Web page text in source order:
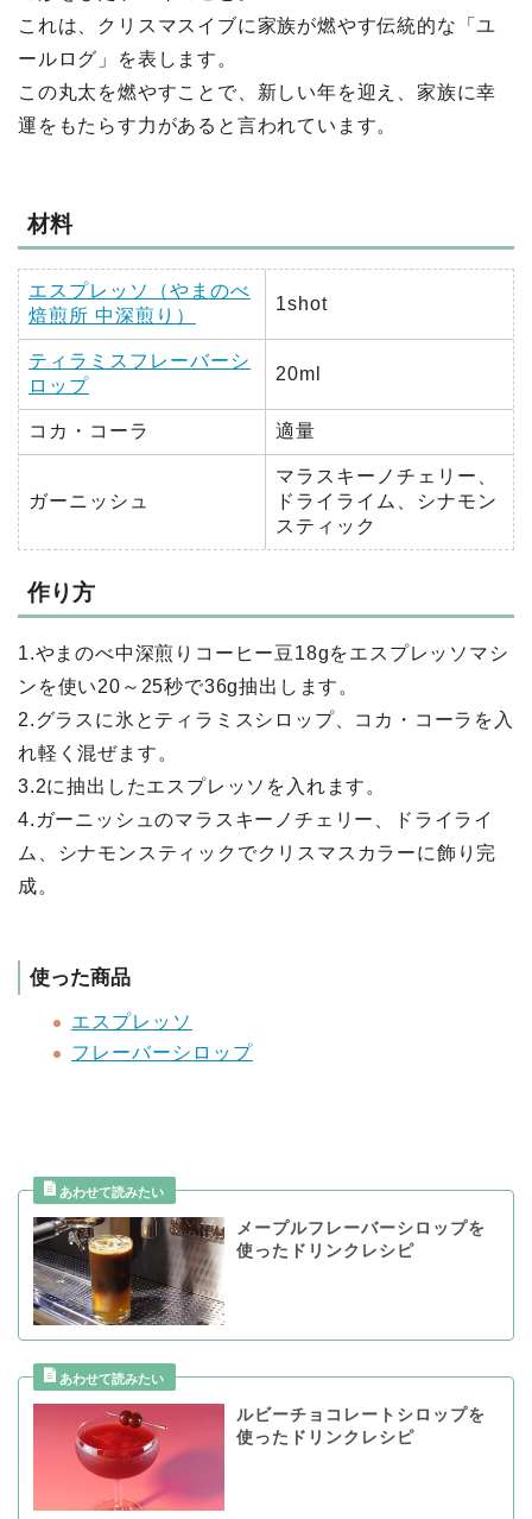
これは、クリスマスイブに家族が燃やす伝統的な「ユ
ールログ」を表します。
この丸太を燃やすことで、新しい年を迎え、家族に幸
運をもたらす力があると言われています。
材料
エスプレッソ（やまのべ
焙煎所 中深煎り）
1shot
ティラミスフレーバーシ
ロップ
20ml
コカ・コーラ 適量
ガーニッシュ
マラスキーノチェリー、
ドライライム、シナモン
スティック
作り方
1.やまのべ中深煎りコーヒー豆18gをエスプレッソマシ
ンを使い20～25秒で36g抽出します。
2.グラスに氷とティラミスシロップ、コカ・コーラを入
れ軽く混ぜます。
3.2に抽出したエスプレッソを入れます。
4.ガーニッシュのマラスキーノチェリー、ドライライ
ム、シナモンスティックでクリスマスカラーに飾り完
成。
使った商品
エスプレッソ
フレーバーシロップ
メープルフレーバーシロップを
使ったドリンクレシピ
ルビーチョコレートシロップを
使ったドリンクレシピ